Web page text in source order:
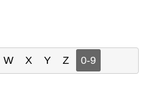
W X Y Z 0-9